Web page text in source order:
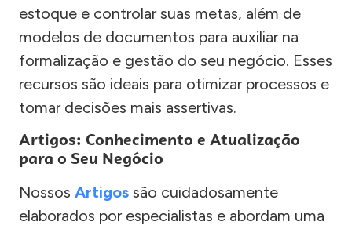
estoque e controlar suas metas, além de
modelos de documentos para auxiliar na
formalização e gestão do seu negócio. Esses
recursos são ideais para otimizar processos e
tomar decisões mais assertivas.
Artigos: Conhecimento e Atualização
para o Seu Negócio
Nossos Artigos são cuidadosamente
elaborados por especialistas e abordam uma